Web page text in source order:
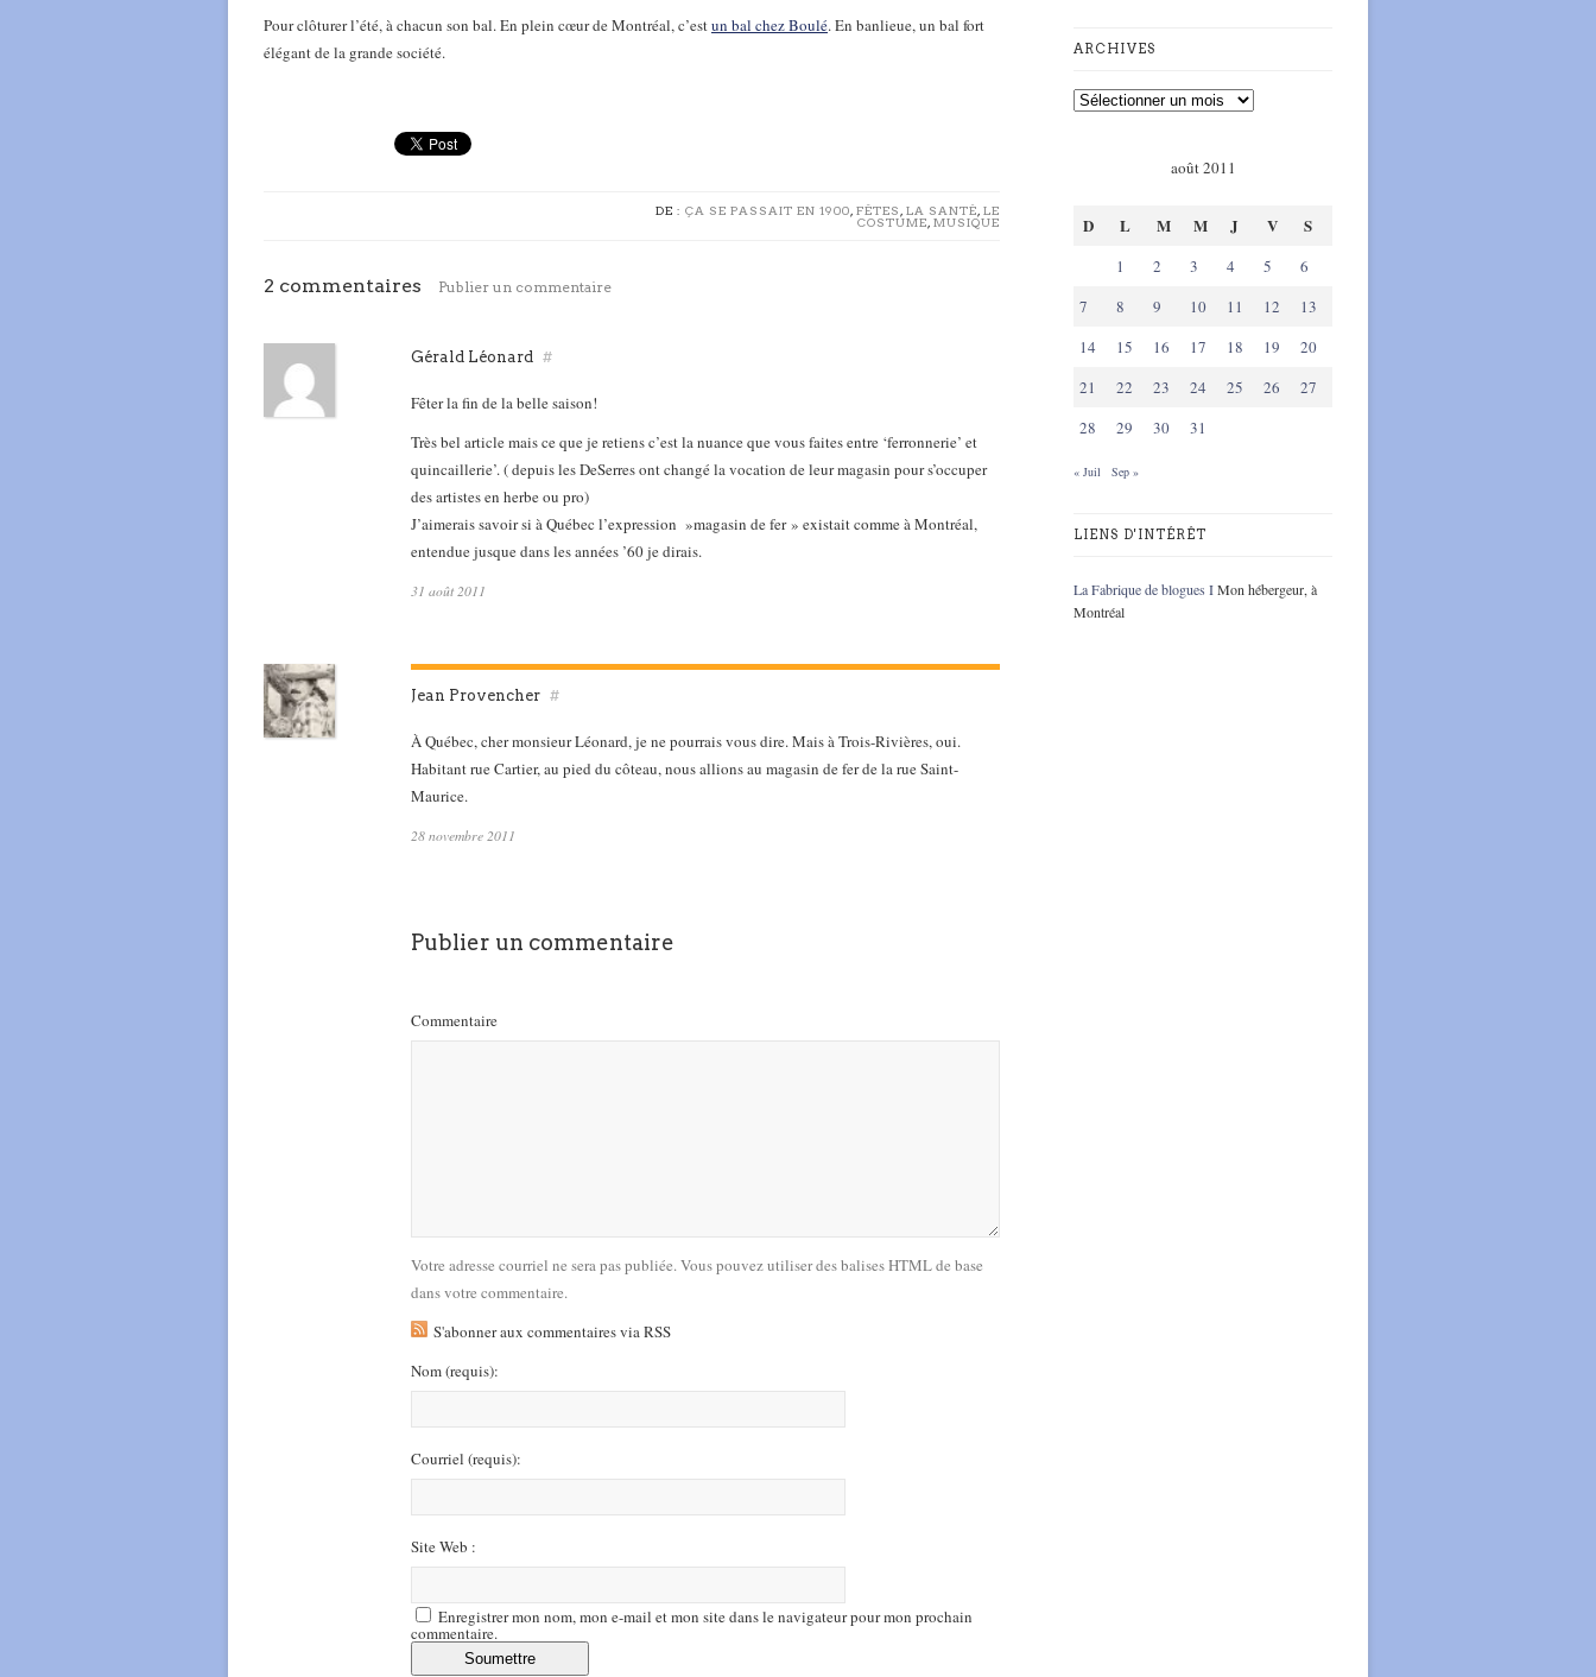
Pour clôturer l’été, à chacun son bal. En plein cœur de Montréal, c’estun bal chez Boulé. En banlieue, un bal fort
élégant de la grande société.
DE : ÇA SE PASSAIT EN 1900, FÊTES , LA SANTÉ, LE
COSTUME, MUSIQUE
2 commentaires Publier un commentaire
Gérald Léonard #
Fêter la fin de la belle saison!
Très bel article mais ce que je retiens c’est la nuance que vous faites entre ‘ferronnerie’ et
quincaillerie’. ( depuis les DeSerres ont changé la vocation de leur magasin pour s’occuper
des artistes en herbe ou pro)
J’aimerais savoir si à Québec l’expression »magasin de fer » existait comme à Montréal,
entendue jusque dans les années ’60 je dirais.
31 août 2011
Jean Provencher #
À Québec, cher monsieur Léonard, je ne pourrais vous dire. Mais à Trois-Rivières, oui.
Habitant rue Cartier, au pied du côteau, nous allions au magasin de fer de la rue Saint-
Maurice.
28 novembre 2011
Publier un commentaire
Commentaire
Votre adresse courriel ne sera pas publiée. Vous pouvez utiliser des balises HTML de base
dans votre commentaire.
S'abonner aux commentaires via RSS
Nom(requis):
Courriel (requis):
Site Web :
Enregistrer mon nom, mon e-mail et mon site dans le navigateur pour mon prochain
commentaire.
ARCHIVES
août 2011
D L M M J V S
1 2 3 4 5
6
7
8 9 10 11 12
13
14
15 16 17 18 19
20
21
22 23 24 25 26
27
28
29 30 31
« Juil Sep »
LIENS D'INTÉRÊT
La Fabrique de blogues IMon hébergeur, à
Montréal